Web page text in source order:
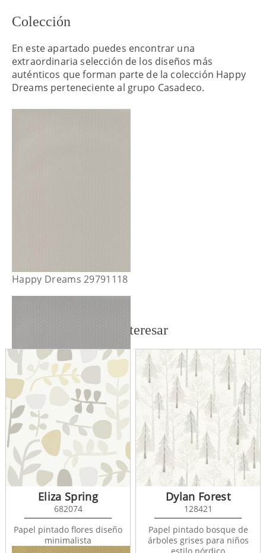
Colección
En este apartado puedes encontrar una
extraordinaria selección de los diseños más
auténticos que forman parte de la colección Happy
Dreams perteneciente al grupo Casadeco.
Happy Dreams 29791118
Happy Dreams 29791523
También te puede interesar
Eliza Spring
682074
Papel pintado flores diseño
minimalista
Dylan Forest
128421
Papel pintado bosque de
árboles grises para niños